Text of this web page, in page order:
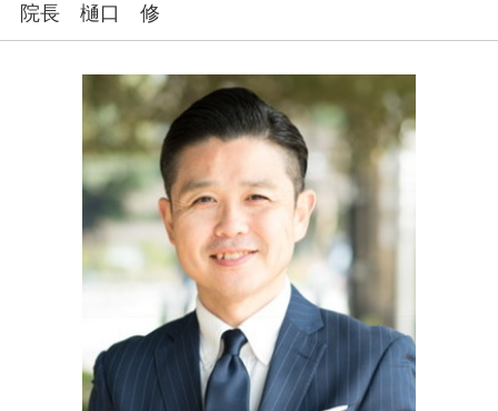
院長 樋口 修